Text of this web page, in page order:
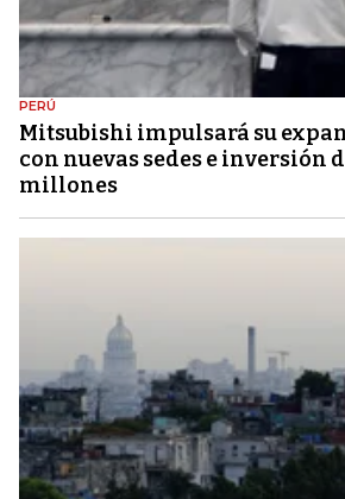
PERÚ
Mitsubishi impulsará su
con nuevas sedes e inversión
millones